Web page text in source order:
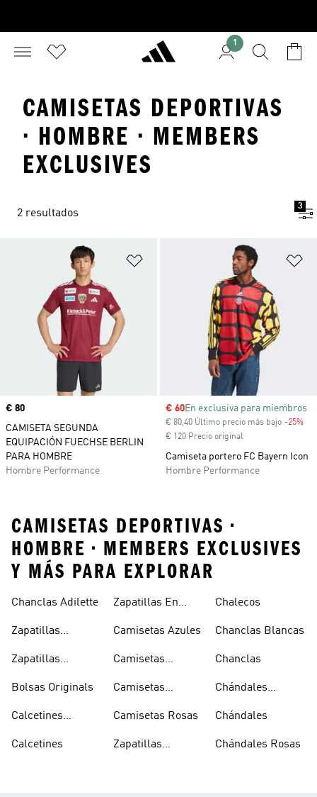
1
CAMISETAS DEPORTIVAS
· HOMBRE · MEMBERS
EXCLUSIVES
2 resultados
3
Añadir a la lista de deseos
Precio
€ 80
CAMISETA SEGUNDA
EQUIPACIÓN FUECHSE BERLIN
PARA HOMBRE
Hombre Performance
Precio de venta
€ 60En exclusiva para miembros
€ 80,40 Último precio más bajo -25%
€ 120 Precio original
Camiseta portero FC Bayern Icon
Hombre Performance
CAMISETAS DEPORTIVAS •
HOMBRE • MEMBERS EXCLUSIVES
Y MÁS PARA EXPLORAR
Chanclas Adilette
Zapatillas
Zapatillas
Blancas
Bolsas Originals
Calcetines
Blancos
Calcetines
Zapatillas En
Camisetas Azules
Camisetas
Camisetas
Camisetas Rosas
Zapatillas
Chalecos
Chanclas Blancas
Chanclas
Chándales
Chándales
Chándales Rosas